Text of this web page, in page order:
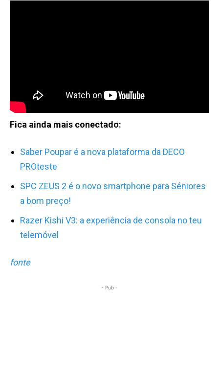
Fica ainda mais conectado:
Saber Poupar é a nova plataforma da DECO
PROteste
SPC ZEUS 2 é o novo smartphone para Séniores
a bom preço!
Razer Kishi V3: a experiência de consola no teu
telemóvel
fonte
- Pub -